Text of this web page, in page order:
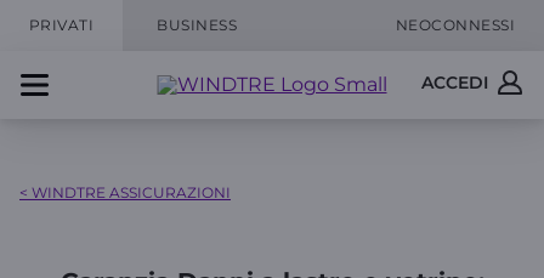
PRIVATI BUSINESS NEOCONNESSI
ACCEDI
< WINDTRE ASSICURAZIONI